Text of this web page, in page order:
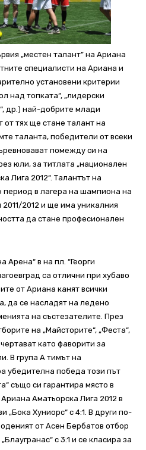
„местен талант” на Ариана
специалисти на Ариана и
установени критерии
над топката“, „лидерски
др.) най-добрите млади
от тях ще стане талант на
таланта, победители от всеки
помежду си на
юли, за титлата „национален
Лига 2012“. Талантът на
в лагера на шампиона на
2012 и ще има уникалния
да стане професионален
Арена“ в на пл. “Георги
са отлични при хубаво
от Ариана канят всички
да се насладят на ледено
на състезателите. През
на „Майсторите“, „Феста“,
като фаворити за
В група А тимът на
убедителна победа този път
също си гарантира място в
Аматьорска Лига 2012 в
„Бока Хуниорс“ с 4:1. В други по-
от Асен Бербатов отбор
с 3:1 и се класира за